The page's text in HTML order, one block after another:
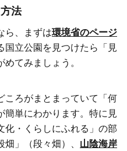
法
ら、まずは環境省のページ
国立公園を見つけたら「見
てみましょう。
ころがまとまっていて「何
簡単にわかります。特に見
化・くらしにふれる」の部
畑」（段々畑）、 山陰海岸